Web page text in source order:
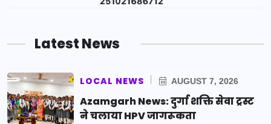
Latest News
LOCAL NEWS AUGUST 7, 2026
Azamgarh News: दुर्गा शक्ति सेवा ट्रस्ट
ने चलाया HPV जागरूकता